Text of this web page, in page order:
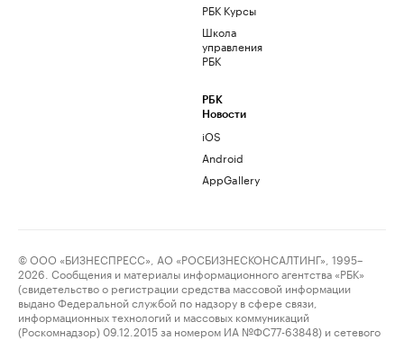
РБК Курсы
Школа
управления
РБК
РБК
Новости
iOS
Android
AppGallery
© ООО «БИЗНЕСПРЕСС», АО «РОСБИЗНЕСКОНСАЛТИНГ», 1995–
2026. Сообщения и материалы информационного агентства «РБК»
(свидетельство о регистрации средства массовой информации
выдано Федеральной службой по надзору в сфере связи,
информационных технологий и массовых коммуникаций
(Роскомнадзор) 09.12.2015 за номером ИА №ФС77-63848) и сетевого